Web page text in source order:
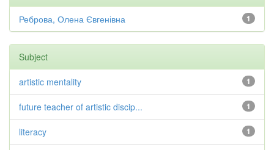
1
Реброва, Олена Євгенівна
Subject
1
artistic mentality
1
future teacher of artistic discip...
1
literacy